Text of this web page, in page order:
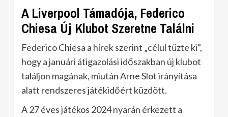
A Liverpool Támadója, Federico
Chiesa Új Klubot Szeretne Találni
Federico Chiesa a hírek szerint „célul tűzte ki”,
hogy a januári átigazolási időszakban új klubot
találjon magának, miután Arne Slot irányítása
alatt rendszeres játékidőért küzdött.
A 27 éves játékos 2024 nyarán érkezett a